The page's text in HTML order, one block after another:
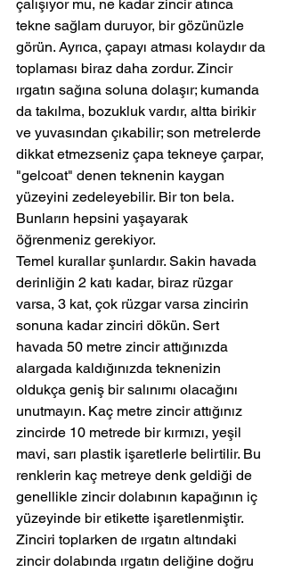
çalışıyor mu, ne kadar zincir atınca
tekne sağlam duruyor, bir gözünüzle
görün. Ayrıca, çapayı atması kolaydır da
toplaması biraz daha zordur. Zincir
ırgatın sağına soluna dolaşır; kumanda
da takılma, bozukluk vardır, altta birikir
ve yuvasından çıkabilir; son metrelerde
dikkat etmezseniz çapa tekneye çarpar,
"gelcoat" denen teknenin kaygan
yüzeyini zedeleyebilir. Bir ton bela.
Bunların hepsini yaşayarak
öğrenmeniz gerekiyor.
Temel kurallar şunlardır. Sakin havada
derinliğin 2 katı kadar, biraz rüzgar
varsa, 3 kat, çok rüzgar varsa zincirin
sonuna kadar zinciri dökün. Sert
havada 50 metre zincir attığınızda
alargada kaldığınızda teknenizin
oldukça geniş bir salınımı olacağını
unutmayın. Kaç metre zincir attığınız
zincirde 10 metrede bir kırmızı, yeşil
mavi, sarı plastik işaretlerle belirtilir. Bu
renklerin kaç metreye denk geldiği de
genellikle zincir dolabının kapağının iç
yüzeyinde bir etikette işaretlenmiştir.
Zinciri toplarken de ırgatın altındaki
zincir dolabında ırgatın deliğine doğru